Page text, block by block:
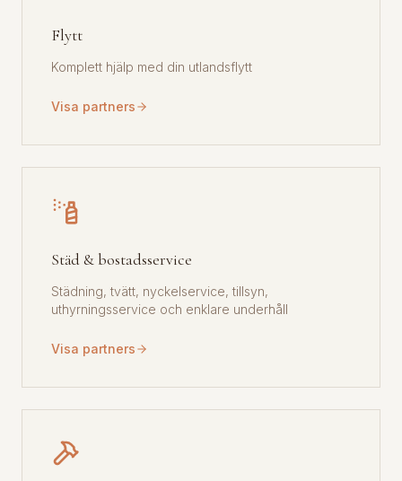
Flytt
Komplett hjälp med din utlandsflytt
Visa partners
Städ & bostadsservice
Städning, tvätt, nyckelservice, tillsyn,
uthyrningsservice och enklare underhåll
Visa partners